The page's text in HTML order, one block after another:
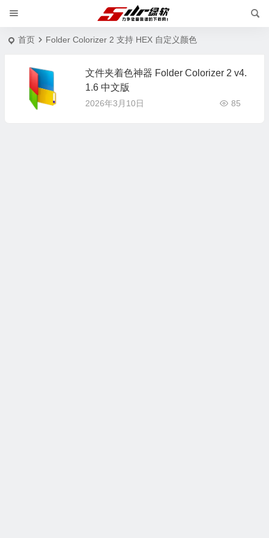
首页 Folder Colorizer 2 支持 HEX 自定义颜色
文件夹着色神器 Folder Colorizer 2 v4.
1.6 中文版
2026年3月10日 85